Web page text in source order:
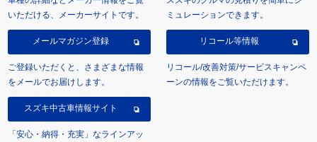
いただける、メーカーサイトです。
ミュレーションできます。
メールマガジン登録
ご登録いただくと、さまざまな情報
をメールでお届けします。
リコール等情報
リコール/改善対策/サービスキャンペ
ーンの情報をご覧いただけます。
スズキ中古車情報サイト
「安心・納得・充実」なラインアッ